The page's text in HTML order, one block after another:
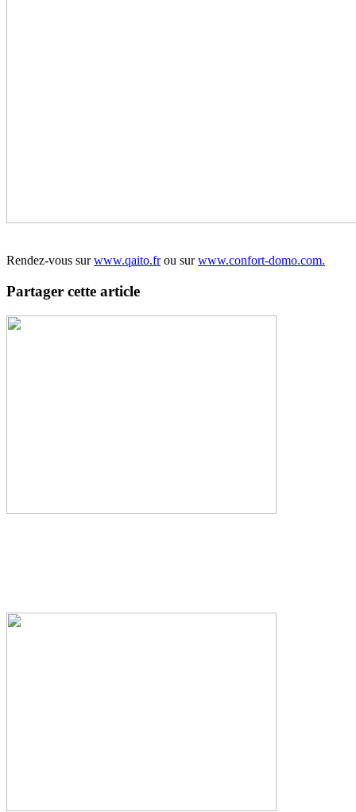
Rendez-vous surwww.qaito.frou surwww.confort-domo.com.
Partager cette article